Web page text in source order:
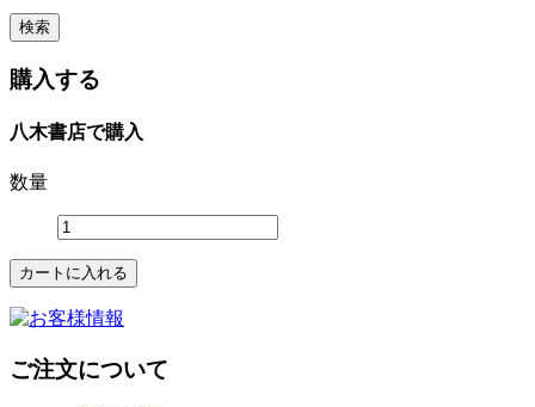
購入する
八木書店で購入
数量
ご注文について